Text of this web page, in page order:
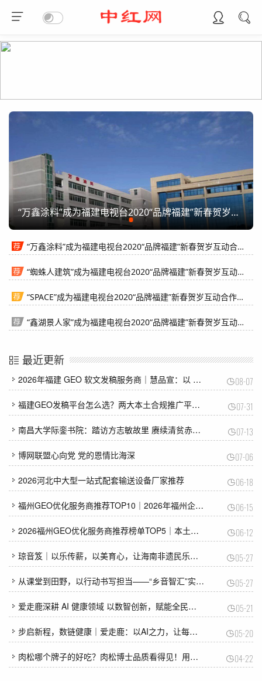
“万鑫涂料”成为福建电视台2020“品牌福建”新春贺岁互动合作伙伴
“万鑫涂料”成为福建电视台2020“品牌福建”新春贺岁互动合作伙伴
“蜘蛛人建筑”成为福建电视台2020“品牌福建”新春贺岁互动合作伙伴
“SPACE”成为福建电视台2020“品牌福建”新春贺岁互动合作伙伴
“鑫湖景人家”成为福建电视台2020“品牌福建”新春贺岁互动合作伙伴
最近更新
2026年福建 GEO 软文发稿服务商｜慧品宣：以 AI 技术赋能品牌全域传播 08-07
福建GEO发稿平台怎么选？两大本土合规推广平台实测推荐 07-31
南昌大学际銮书院：踏访方志敏故里 赓续清贫赤子心 07-13
博网联盟心向党 党的恩情比海深 07-06
2026河北中大型一站式配套输送设备厂家推荐 06-18
福州GEO优化服务商推荐TOP10｜2026年福州企业AI全域推广选型指南 06-15
2026福州GEO优化服务商推荐榜单TOP5｜本土高口碑企业获客优选 06-12
琼音笈｜以乐传薪，以美育心，让海南非遗民乐在青春里回响 05-27
从课堂到田野，以行动书写担当——“乡音智汇”实践团探索语言助力乡村振兴新模式 05-27
爱走鹿深耕 AI 健康领域 以数智创新，赋能全民健康 05-21
步启新程，数链健康｜爱走鹿：以AI之力，让每一步都有价值 05-20
肉松哪个牌子的好吃？肉松博士品质看得见！用实力守护安心美味 04-22